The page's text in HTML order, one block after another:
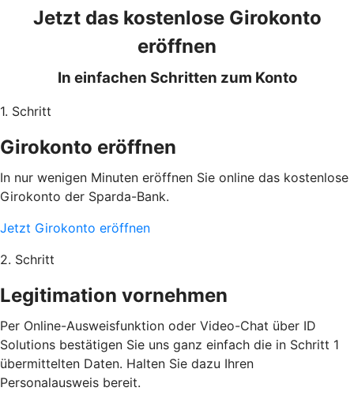
Jetzt das kostenlose Girokonto
eröffnen
In einfachen Schritten zum Konto
1. Schritt
Girokonto eröffnen
In nur wenigen Minuten eröffnen Sie online das kostenlose
Girokonto der Sparda-Bank.
Jetzt Girokonto eröffnen
2. Schritt
Legitimation vornehmen
Per Online-Ausweisfunktion oder Video-Chat über ID
Solutions bestätigen Sie uns ganz einfach die in Schritt 1
übermittelten Daten. Halten Sie dazu Ihren
Personalausweis bereit.